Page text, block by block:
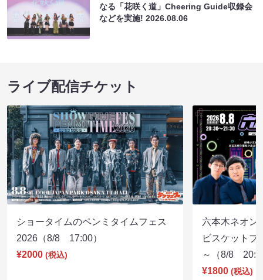
なる「花咲く道」Cheering Guide収録会
などを実施!2026.08.06
ライブ配信チケット
ショータイムのペンミタイムフェス
2026（8/8 17:00）
¥2000 (税込)
六本木ネオン
ビスケットブ
～（8/8
¥1800 (税込)